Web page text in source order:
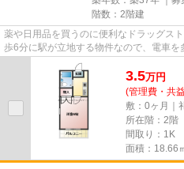
階数：2階建
薬や日用品を買うのに便利なドラッグス
歩6分に駅が立地する物件なので、電車
使いいただける駅は2駅あり、行...
3.5万円
(管理費・共
敷：0ヶ月｜
所在階：2階
間取り：1K
面積：18.66